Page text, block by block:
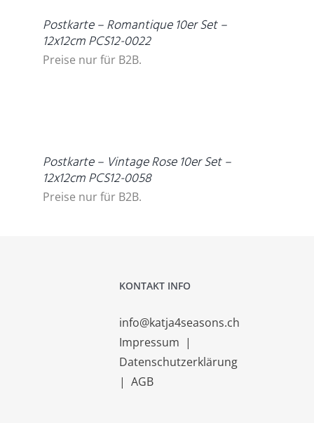
Postkarte – Romantique 10er Set –
12x12cm PCS12-0022
Preise nur für B2B.
Postkarte – Vintage Rose 10er Set –
12x12cm PCS12-0058
Preise nur für B2B.
KONTAKT INFO
info@katja4seasons.ch
Impressum |
Datenschutzerklärung
| AGB